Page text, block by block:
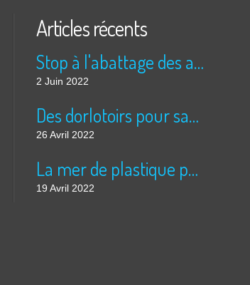
Articles récents
Stop à l'abattage des arbres!!!!
2 Juin 2022
Des dorlotoirs pour sauver les abeilles sauvages....
26 Avril 2022
La mer de plastique pour légumes à échelle inhumaine, à Almeria: 5 fois la superficie de Paris....
19 Avril 2022